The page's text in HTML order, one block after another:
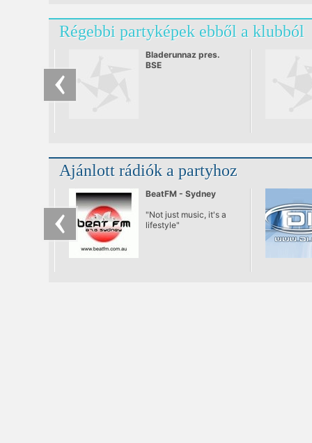
Régebbi partyképek ebből a klubból
Bladerunnaz pres.
BSE
Ajánlott rádiók a partyhoz
BeatFM - Sydney
"Not just music, it's a
lifestyle"